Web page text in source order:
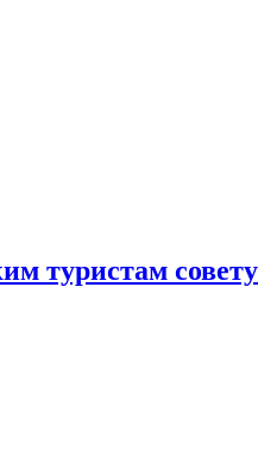
туристам